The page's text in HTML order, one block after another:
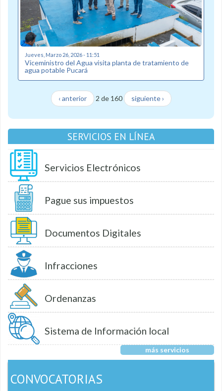
Jueves, Marzo 26, 2026 - 11:51
Viceministro del Agua visita planta de tratamiento de
agua potable Pucará
‹ anterior 2 de 160 siguiente ›
SERVICIOS EN LÍNEA
Servicios Electrónicos
Pague sus impuestos
Documentos Digitales
Infracciones
Ordenanzas
Sistema de Información local
más servicios
CONVOCATORIAS